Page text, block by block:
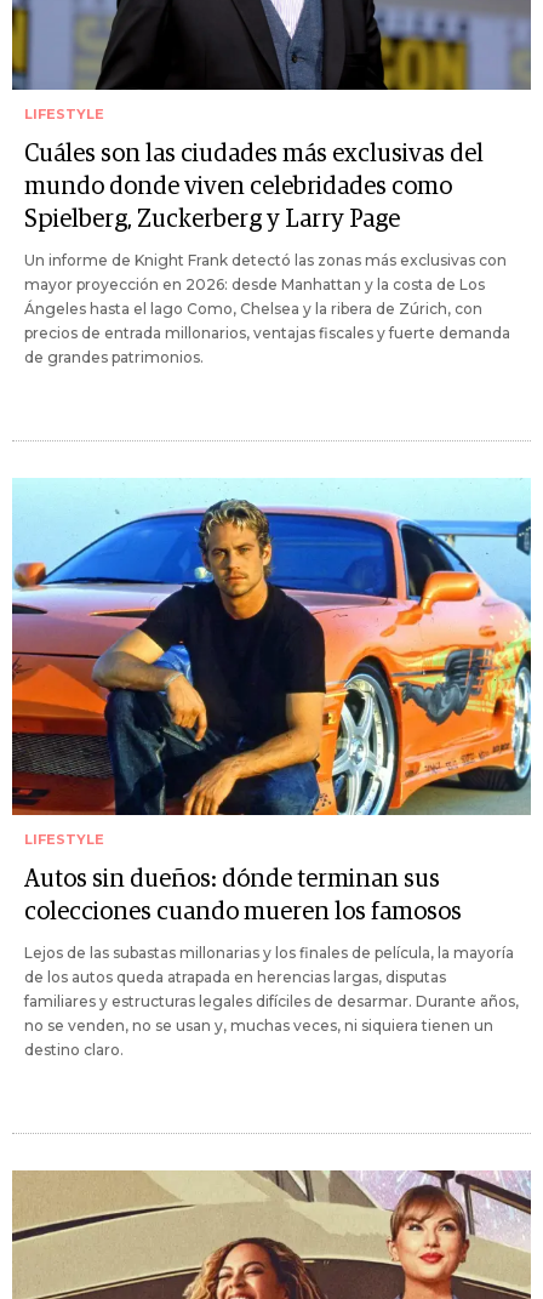
LIFESTYLE
Cuáles son las ciudades más exclusivas del
mundo donde viven celebridades como
Spielberg, Zuckerberg y Larry Page
Un informe de Knight Frank detectó las zonas más exclusivas con
mayor proyección en 2026: desde Manhattan y la costa de Los
Ángeles hasta el lago Como, Chelsea y la ribera de Zúrich, con
precios de entrada millonarios, ventajas fiscales y fuerte demanda
de grandes patrimonios.
LIFESTYLE
Autos sin dueños: dónde terminan sus
colecciones cuando mueren los famosos
Lejos de las subastas millonarias y los finales de película, la mayoría
de los autos queda atrapada en herencias largas, disputas
familiares y estructuras legales difíciles de desarmar. Durante años,
no se venden, no se usan y, muchas veces, ni siquiera tienen un
destino claro.